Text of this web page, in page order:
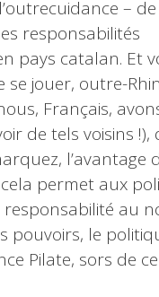
– de
responsabilités
pays catalan. Et
se jouer, outre-Rhin
Français,
de tels voisins !),
l’avantage
cela permet aux
au
pouvoirs, le
Pilate, sors de